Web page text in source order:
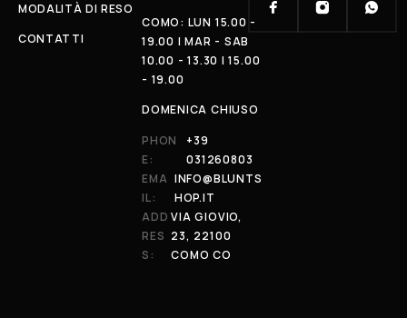
MODALITÀ DI RESO
CONTATTI
COMO: LUN 15.00 -
19.00 | MAR - SAB
10.00 - 13.30 | 15.00
- 19.00
DOMENICA CHIUSO
PHON
E:
+39
031260803
EMA
IL:
INFO@BLUNTS
HOP.IT
ADD
RES
S:
VIA GIOVIO,
23, 22100
COMO CO